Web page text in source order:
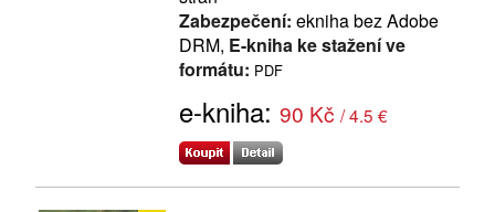
Zabezpečení: ekniha bez Adobe
DRM, E-kniha ke stažení ve
formátu: PDF
e-kniha: 90 Kč / 4.5 €